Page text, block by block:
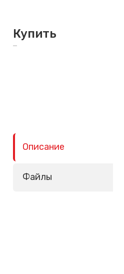
Купить
Описание
Файлы